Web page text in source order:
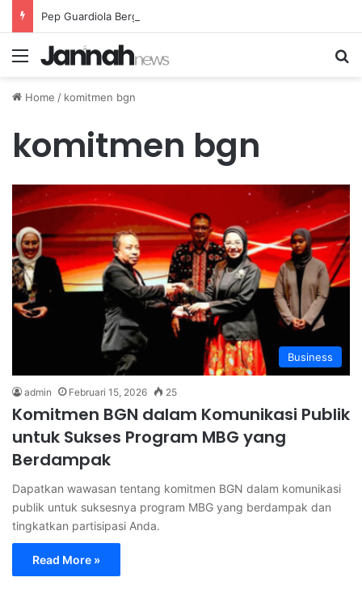
Menu
Home / komitmen bgn
komitmen bgn
Business
admin Februari 15, 2026 25
Komitmen BGN dalam Komunikasi Publik
untuk Sukses Program MBG yang
Berdampak
Dapatkan wawasan tentang komitmen BGN dalam komunikasi
publik untuk suksesnya program MBG yang berdampak dan
tingkatkan partisipasi Anda.
Read More »